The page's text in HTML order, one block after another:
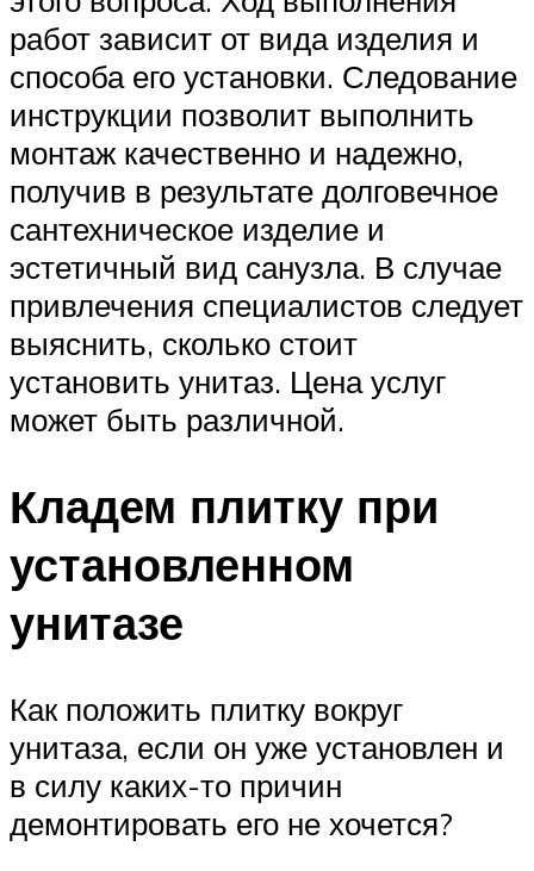
работ зависит от вида изделия и
способа его установки. Следование
инструкции позволит выполнить
монтаж качественно и надежно,
получив в результате долговечное
сантехническое изделие и
эстетичный вид санузла. В случае
привлечения специалистов следует
выяснить, сколько стоит
установить унитаз. Цена услуг
может быть различной.
Кладем плитку при
установленном
унитазе
Как положить плитку вокруг
унитаза, если он уже установлен и
в силу каких-то причин
демонтировать его не хочется?